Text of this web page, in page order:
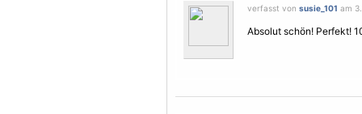
verfasst von susie_101 am
Absolut schön! Perfekt!